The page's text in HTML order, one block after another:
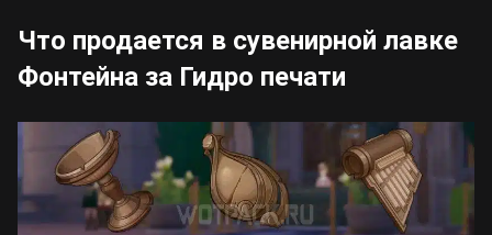
Что продается в сувенирной лавке
Фонтейна за Гидро печати